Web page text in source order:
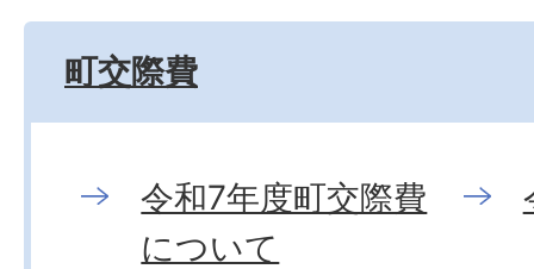
町交際費
令和7年度町交際費
について